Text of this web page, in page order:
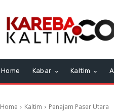
Home Kabar Kaltim
Home Kaltim Penajam Paser Utara